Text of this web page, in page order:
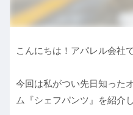
こんにちは！アパレル会社
今回は私がつい先日知った
ム『シェフパンツ』を紹介